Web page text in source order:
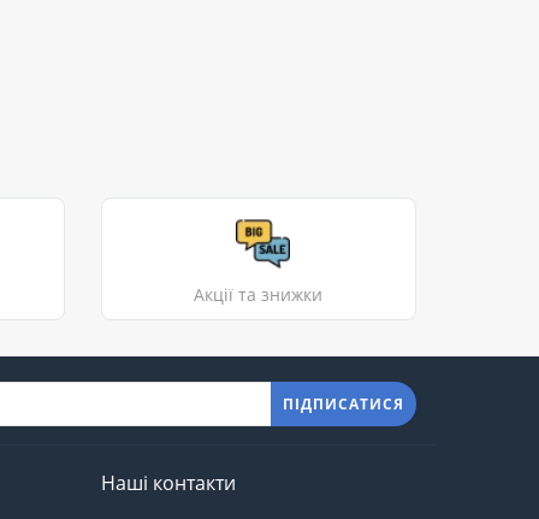
Акції та знижки
ПІДПИСАТИСЯ
Наші контакти